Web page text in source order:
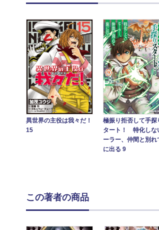
異世界の主役は我々だ！
15
極振り拒否して手探
タート！ 特化しな
ーラー、仲間と別れ
に出る 9
この著者の商品